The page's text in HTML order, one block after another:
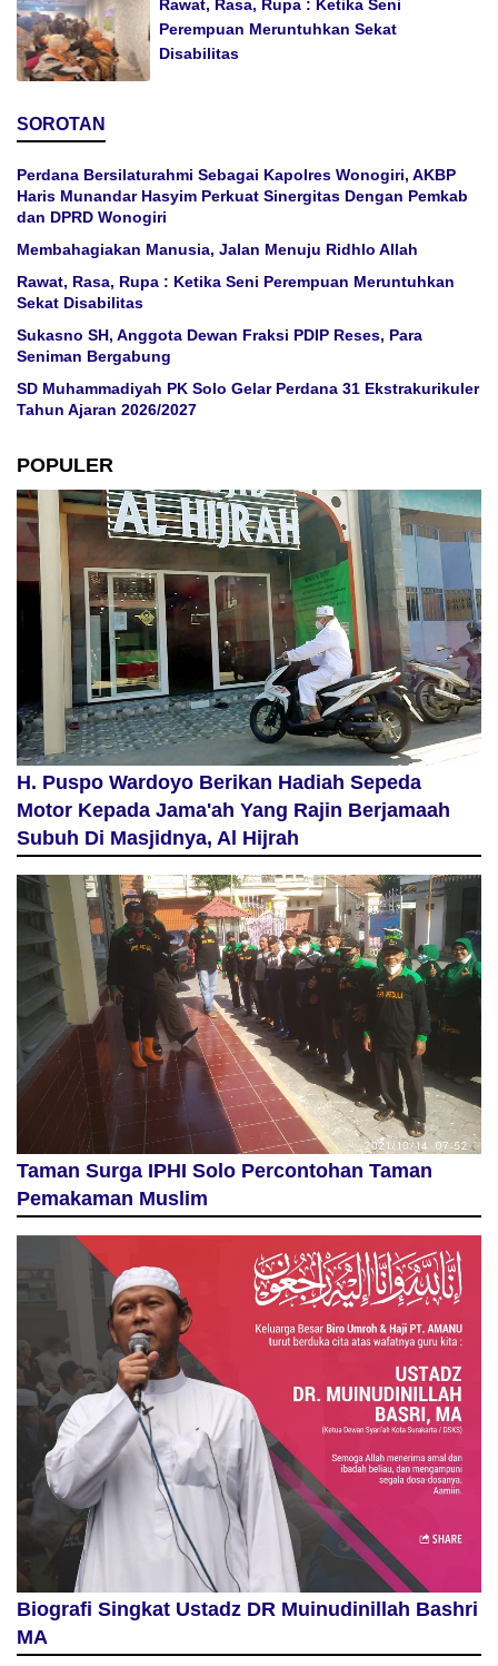
Rawat, Rasa, Rupa : Ketika Seni
Perempuan Meruntuhkan Sekat
Disabilitas
SOROTAN
Perdana Bersilaturahmi Sebagai Kapolres Wonogiri, AKBP
Haris Munandar Hasyim Perkuat Sinergitas Dengan Pemkab
dan DPRD Wonogiri
Membahagiakan Manusia, Jalan Menuju Ridhlo Allah
Rawat, Rasa, Rupa : Ketika Seni Perempuan Meruntuhkan
Sekat Disabilitas
Sukasno SH, Anggota Dewan Fraksi PDIP Reses, Para
Seniman Bergabung
SD Muhammadiyah PK Solo Gelar Perdana 31 Ekstrakurikuler
Tahun Ajaran 2026/2027
POPULER
H. Puspo Wardoyo Berikan Hadiah Sepeda
Motor Kepada Jama'ah Yang Rajin Berjamaah
Subuh Di Masjidnya, Al Hijrah
Taman Surga IPHI Solo Percontohan Taman
Pemakaman Muslim
Biografi Singkat Ustadz DR Muinudinillah Bashri
MA